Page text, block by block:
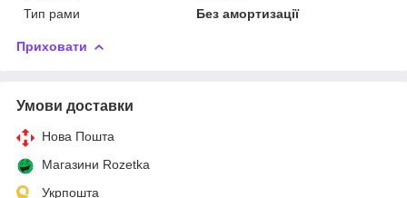
Тип рами
Без амортизації
Приховати
Умови доставки
Нова Пошта
Магазини Rozetka
Укрпошта